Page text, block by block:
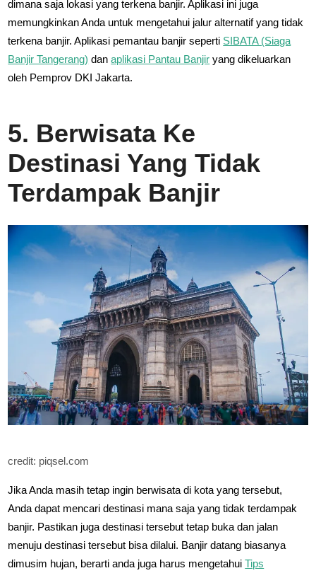
dimana saja lokasi yang terkena banjir. Aplikasi ini juga
memungkinkan Anda untuk mengetahui jalur alternatif yang tidak
terkena banjir. Aplikasi pemantau banjir seperti SIBATA (Siaga
Banjir Tangerang) danaplikasi Pantau Banjir yang dikeluarkan
oleh Pemprov DKI Jakarta.
5. Berwisata Ke
Destinasi Yang Tidak
Terdampak Banjir
credit: piqsel.com
Jika Anda masih tetap ingin berwisata di kota yang tersebut,
Anda dapat mencari destinasi mana saja yang tidak terdampak
banjir. Pastikan juga destinasi tersebut tetap buka dan jalan
menuju destinasi tersebut bisa dilalui. Banjir datang biasanya
dimusim hujan, berarti anda juga harus mengetahuiTips